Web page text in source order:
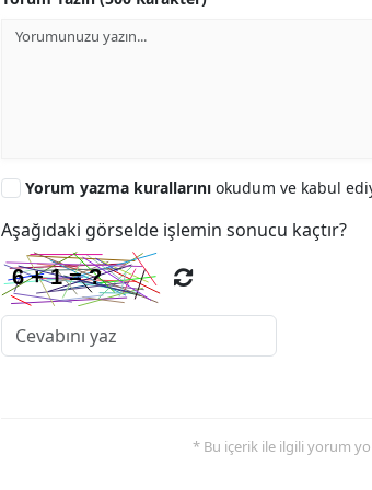
Yorum yazma kurallarını okudum ve kabul
Aşağıdaki görselde işlemin sonucu kaçtır?
* Bu içerik ile ilgili yorum